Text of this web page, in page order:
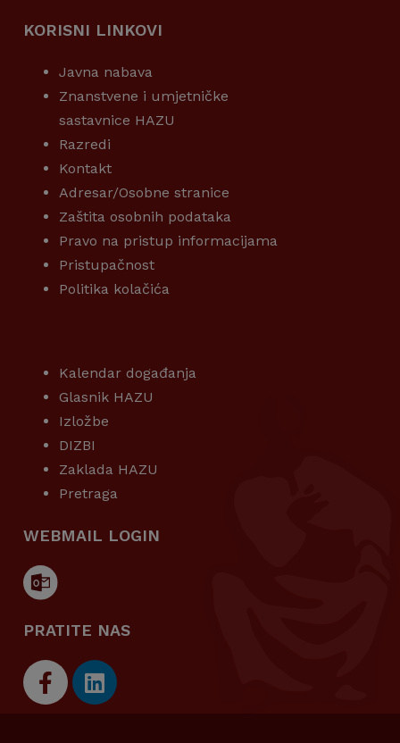
KORISNI LINKOVI
Javna nabava
Znanstvene i umjetničke
sastavnice HAZU
Razredi
Kontakt
Adresar/Osobne stranice
Zaštita osobnih podataka
Pravo na pristup informacijama
Pristupačnost
Politika kolačića
Kalendar događanja
Glasnik HAZU
Izložbe
DIZBI
Zaklada HAZU
Pretraga
WEBMAIL LOGIN
PRATITE NAS